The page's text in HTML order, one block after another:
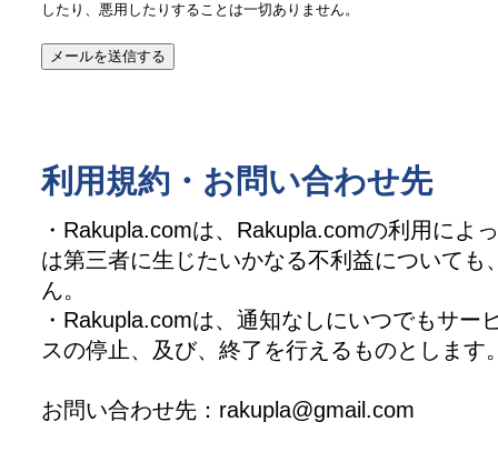
したり、悪用したりすることは一切ありません。
利用規約・お問い合わせ先
・Rakupla.comは、Rakupla.comの利用によ
は第三者に生じたいかなる不利益についても
ん。
・Rakupla.comは、通知なしにいつでもサー
スの停止、及び、終了を行えるものとします
お問い合わせ先：rakupla@gmail.com